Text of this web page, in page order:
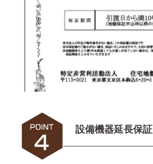
設備機器延長保証